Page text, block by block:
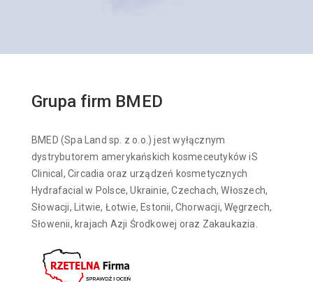
Grupa firm BMED
BMED (Spa Land sp. z o.o.) jest wyłącznym
dystrybutorem amerykańskich kosmeceutyków iS
Clinical, Circadia oraz urządzeń kosmetycznych
Hydrafacial w Polsce, Ukrainie, Czechach, Włoszech,
Słowacji, Litwie, Łotwie, Estonii, Chorwacji, Węgrzech,
Słowenii, krajach Azji Środkowej oraz Zakaukazia.